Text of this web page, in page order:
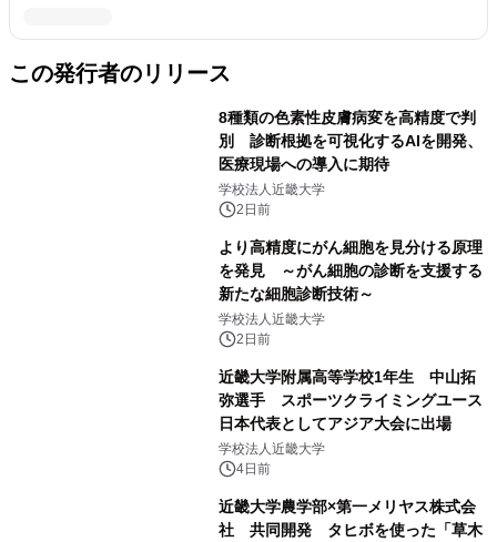
この発行者のリリース
8種類の色素性皮膚病変を高精度で判
別 診断根拠を可視化するAIを開発、
医療現場への導入に期待
学校法人近畿大学
2日前
より高精度にがん細胞を見分ける原理
を発見 ～がん細胞の診断を支援する
新たな細胞診断技術～
学校法人近畿大学
2日前
近畿大学附属高等学校1年生 中山拓
弥選手 スポーツクライミングユース
日本代表としてアジア大会に出場
学校法人近畿大学
4日前
近畿大学農学部×第一メリヤス株式会
社 共同開発 タヒボを使った「草木